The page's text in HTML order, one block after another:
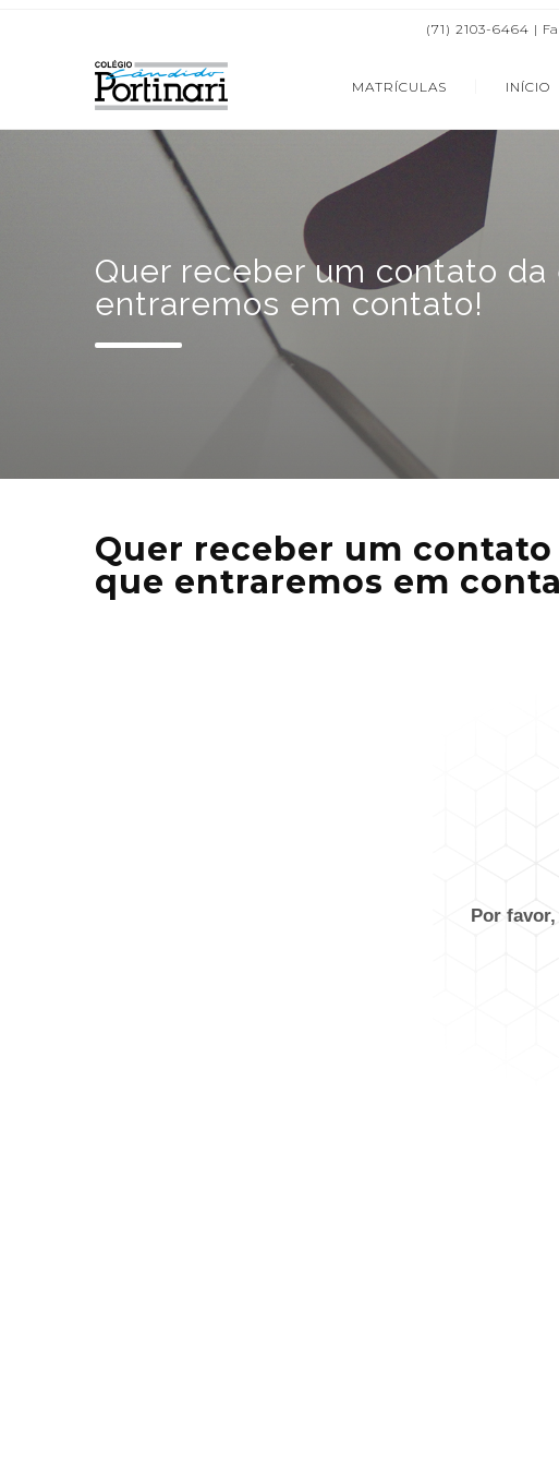
(71) 2103-6464 |
MATRÍCULAS INÍCIO
Quer receber um contato
entraremos em contato!
Quer receber um
que entraremos em